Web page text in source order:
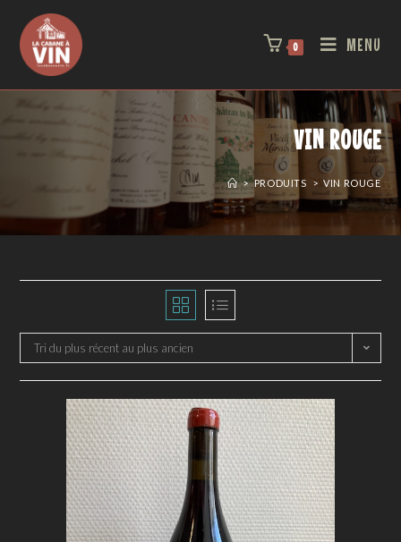
0 MENU
VIN ROUGE
> PRODUITS > VIN ROUGE
Tri du plus récent au plus ancien